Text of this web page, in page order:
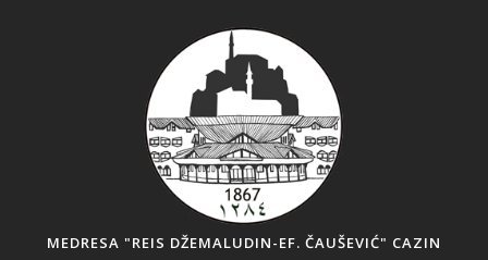
MEDRESA "REIS DŽEMALUDIN-EF. ČAUŠEVIĆ" CAZIN